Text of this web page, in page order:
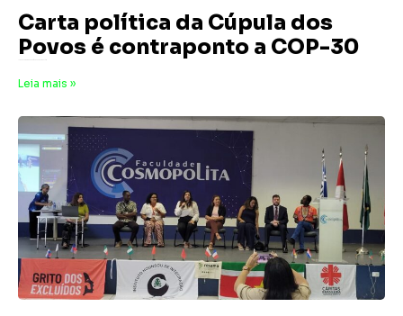
Carta política da Cúpula dos
Povos é contraponto a COP-30
Leia mais »